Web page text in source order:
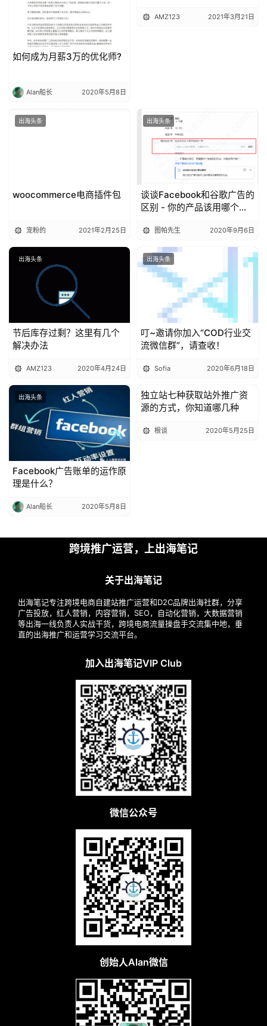
如何成为月薪3万的优化师?
Alan船长 2020年5月8日
AMZ123 2021年3月21日
出海头条
woocommerce电商插件包
宠粉的 2021年2月25日
出海头条
谈谈Facebook和谷歌广告的
区别 - 你的产品该用哪个广
图帕先生 2020年9月6日
出海头条
节后库存过剩？这里有几个
解决办法
AMZ123 2020年4月24日
出海头条
叮~邀请你加入“COD行业交
流微信群”，请查收！
Sofia 2020年6月18日
出海头条
Facebook广告账单的运作原
理是什么？
Alan船长 2020年5月8日
出海头条
独立站七种获取站外推广资
源的方式，你知道哪几种
根谈 2020年5月25日
跨境推广运营，上出海笔记
关于出海笔记
出海笔记专注跨境电商自建站推广运营和D2C品牌出海社群，分享
广告投放，红人营销，内容营销，SEO，自动化营销，大数据营销
等出海一线负责人实战干货，跨境电商流量操盘手交流集中地，垂
直的出海推广和运营学习交流平台。
加入出海笔记VIP Club
微信公众号
创始人Alan微信